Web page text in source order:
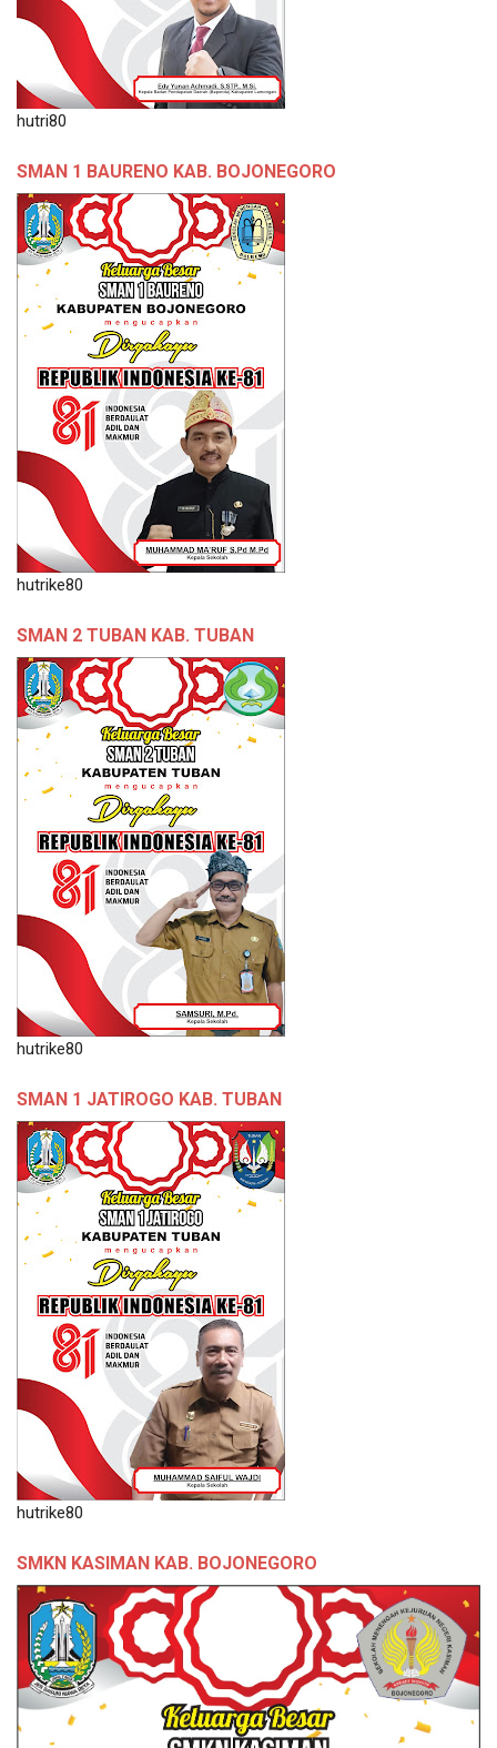
hutri80
SMAN 1 BAURENO KAB. BOJONEGORO
hutrike80
SMAN 2 TUBAN KAB. TUBAN
hutrike80
SMAN 1 JATIROGO KAB. TUBAN
hutrike80
SMKN KASIMAN KAB. BOJONEGORO